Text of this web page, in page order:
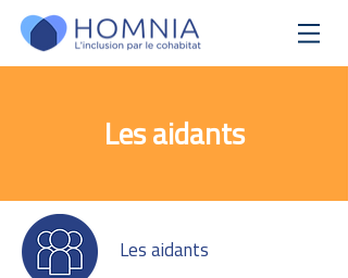
Les aidants
Les aidants